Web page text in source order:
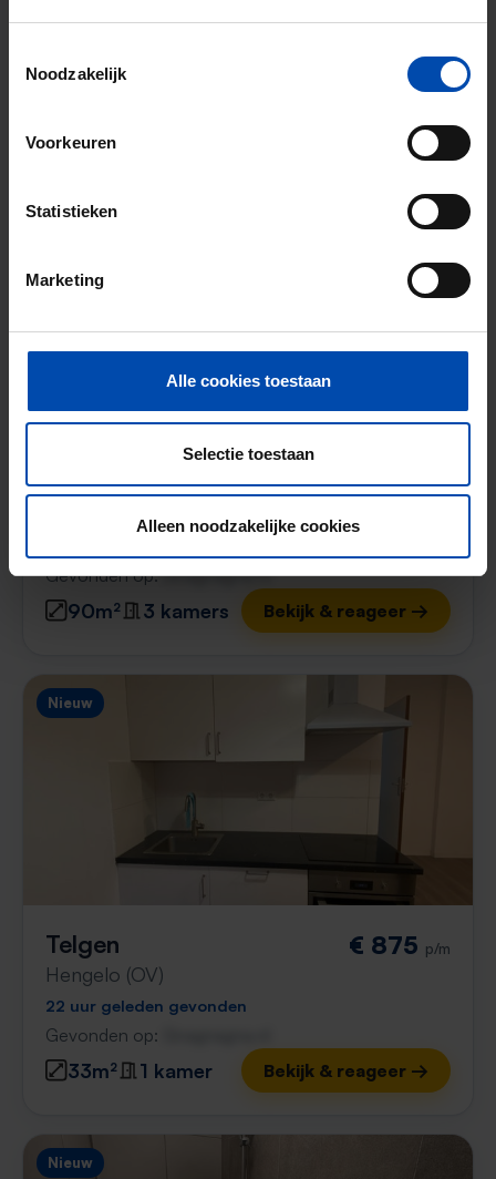
Noodzakelijk
Voorkeuren
Statistieken
Marketing
Alle cookies toestaan
Selectie toestaan
Alleen noodzakelijke cookies
Studio Telgen € 875p/m
22 uur geleden gevonden
33m² Bekijk & reageer →
J.J. van Deinselaan 292 € 1.585p/m
Gevonden op:Gnagnagna.nl
90m² 3 kamers Bekijk & reageer →
Nieuw
Telgen
Hengelo (OV)
€ 875 p/m
22 uur geleden gevonden
Gevonden op:
33m² 1 kamer Bekijk & reageer →
Nieuw